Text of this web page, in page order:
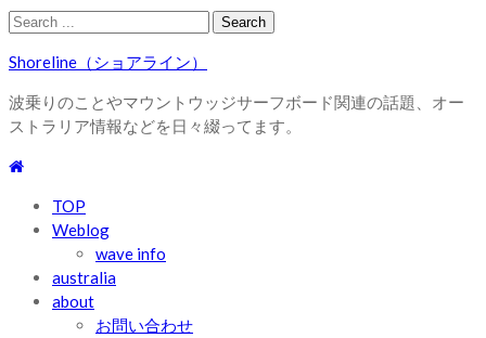
Skip
navigation
Skip
content
Search
Shoreline（ショアライン）
波乗りのことやマウントウッジサーフボード関連の話題、オー
ストラリア情報などを日々綴ってます。
TOP
Weblog
wave info
australia
about
お問い合わせ